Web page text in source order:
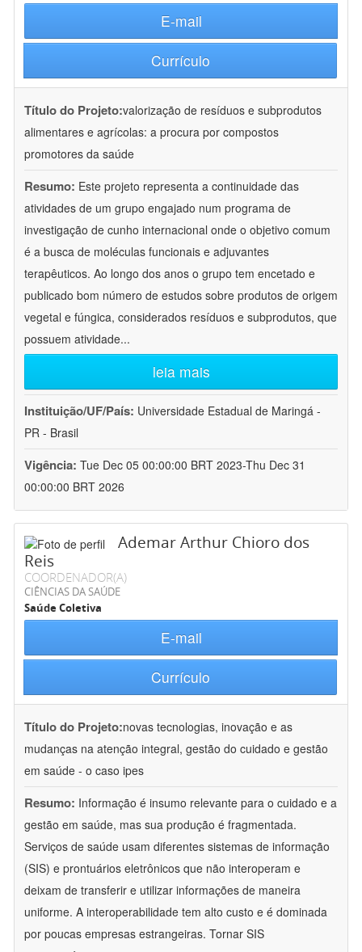
E-mail
Currículo
Título do Projeto:valorização de resíduos e subprodutos
alimentares e agrícolas: a procura por compostos
promotores da saúde
Resumo: Este projeto representa a continuidade das
atividades de um grupo engajado num programa de
investigação de cunho internacional onde o objetivo comum
é a busca de moléculas funcionais e adjuvantes
terapêuticos. Ao longo dos anos o grupo tem encetado e
publicado bom número de estudos sobre produtos de origem
vegetal e fúngica, considerados resíduos e subprodutos, que
possuem atividade...
leia mais
Instituição/UF/País: Universidade Estadual de Maringá -
PR - Brasil
Vigência: Tue Dec 05 00:00:00 BRT 2023-Thu Dec 31
00:00:00 BRT 2026
Ademar Arthur Chioro dos
Reis
COORDENADOR(A)
CIÊNCIAS DA SAÚDE
Saúde Coletiva
E-mail
Currículo
Título do Projeto:novas tecnologias, inovação e as
mudanças na atenção integral, gestão do cuidado e gestão
em saúde - o caso ipes
Resumo: Informação é insumo relevante para o cuidado e a
gestão em saúde, mas sua produção é fragmentada.
Serviços de saúde usam diferentes sistemas de informação
(SIS) e prontuários eletrônicos que não interoperam e
deixam de transferir e utilizar informações de maneira
uniforme. A interoperabilidade tem alto custo e é dominada
por poucas empresas estrangeiras. Tornar SIS